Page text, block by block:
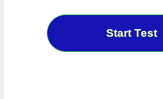
Start Test